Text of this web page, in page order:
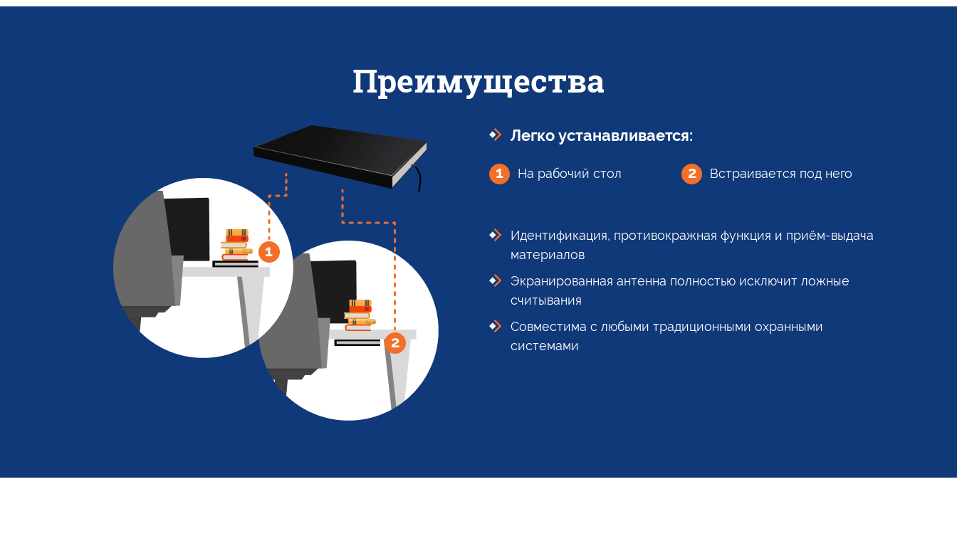
Преимущества
Легко устанавливается:
1
На рабочий стол 2 Встраивается под него
Идентификация, противокражная функция и приём-выдача
материалов
Экранированная антенна полностью исключит ложные
считывания
Совместима с любыми традиционными охранными
системами